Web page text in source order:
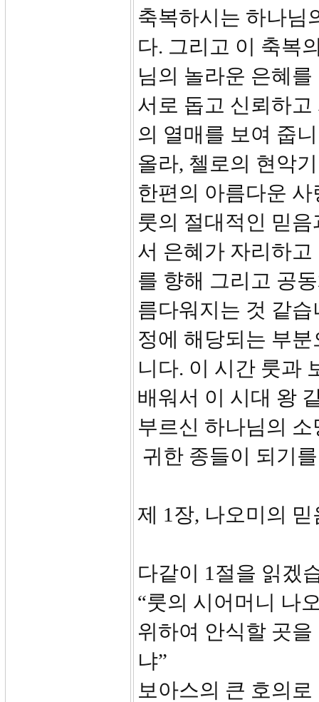
축복하시는 하나님
다. 그리고 이 축복
님의 놀라운 은혜
서로 돕고 신뢰하
의 열매를 보여 줍
올라, 첼로의 현악
한편의 아름다운
룻의 절대적인 믿
서 은혜가 자리하
를 향해 그리고 공
름다워지는 것 같
정에 해당되는 부
니다. 이 시간 룻과
배워서 이 시대 왕
부르신 하나님의
귀한 종들이 되기
제 1장, 나오미의
다같이 1절을 읽겠
“룻의 시어머니 나
위하여 안식할 곳
냐”
보아스의 큰 호의